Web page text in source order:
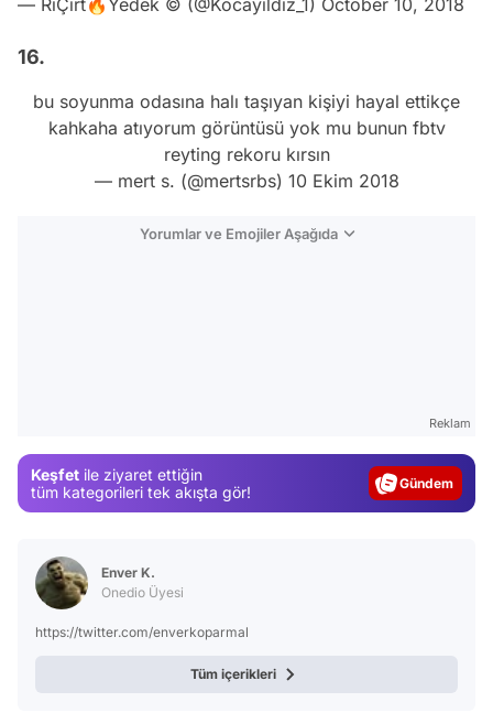
— RiÇırt🔥Yedek ©️ (@Kocayildiz_1) October 10, 2018
16.
bu soyunma odasına halı taşıyan kişiyi hayal ettikçe
kahkaha atıyorum görüntüsü yok mu bunun fbtv
reyting rekoru kırsın
— mert s. (@mertsrbs) 10 Ekim 2018
Yorumlar ve Emojiler Aşağıda
Reklam
Keşfet ile ziyaret ettiğin
tüm kategorileri tek akışta gör!
Gündem
Enver K.
Onedio Üyesi
https://twitter.com/enverkoparmal
Tüm içerikleri